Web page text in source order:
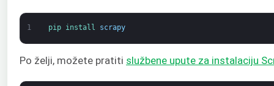
1 pip install scrapy
Po želji, možete pratiti službene upute za instalaciju